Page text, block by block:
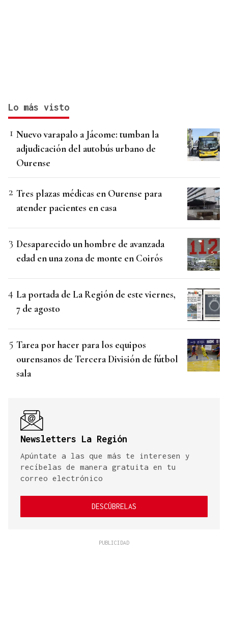
Lo más visto
Nuevo varapalo a Jácome: tumban la
adjudicación del autobús urbano de
Ourense
Tres plazas médicas en Ourense para
atender pacientes en casa
Desaparecido un hombre de avanzada
edad en una zona de monte en Coirós
La portada de La Región de este viernes,
7 de agosto
Tarea por hacer para los equipos
ourensanos de Tercera División de fútbol
sala
Newsletters La Región
Apúntate a las que más te interesen y
recíbelas de manera gratuita en tu
correo electrónico
DESCÚBRELAS